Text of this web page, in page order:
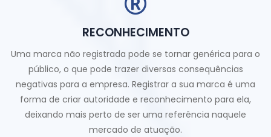
RECONHECIMENTO
Uma marca não registrada pode se tornar genérica para o
público, o que pode trazer diversas consequências
negativas para a empresa. Registrar a sua marca é uma
forma de criar autoridade e reconhecimento para ela,
deixando mais perto de ser uma referência naquele
mercado de atuação.